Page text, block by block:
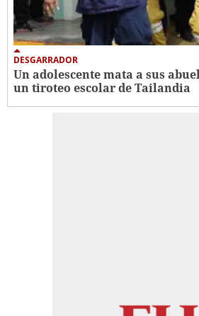
DESGARRADOR
Un adolescente mata a sus
un tiroteo escolar de Tailandia